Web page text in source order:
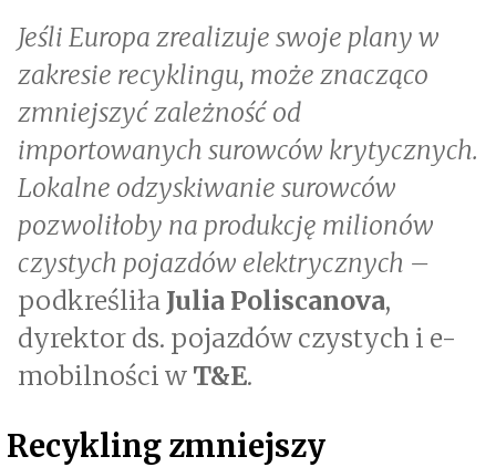
Jeśli Europa zrealizuje swoje plany w
zakresie recyklingu, może znacząco
zmniejszyć zależność od
importowanych surowców krytycznych.
Lokalne odzyskiwanie surowców
pozwoliłoby na produkcję milionów
czystych pojazdów elektrycznych –
podkreśliła Julia Poliscanova,
dyrektor ds. pojazdów czystych i e-
mobilności w T&E.
Recykling zmniejszy